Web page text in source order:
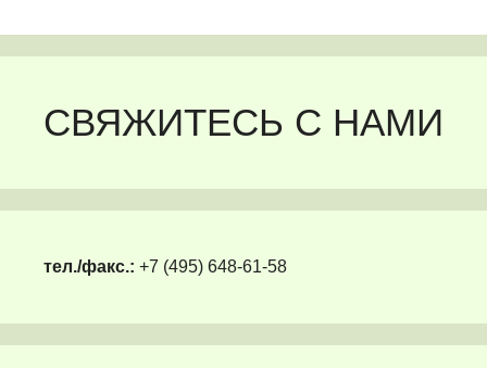
СВЯЖИТЕСЬ С НАМИ
тел./факс.: +7 (495) 648-61-58